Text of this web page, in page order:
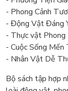
- Phong Cảnh
- Động Vật Đáng
- Thực vật Phong
- Cuộc Sống Mến
- Nhân Vật Dễ
Bộ sách tập hợp